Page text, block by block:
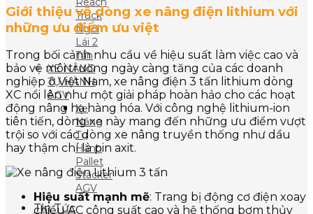
Truck
Ngồi
Lái 2
Tấn
XE NÂNG
TỰ HÀNH
AGV
Xe
Nâng
Tự
Hành
Pallet
Stacker
AGV
Tin Tức
Giới thiệu về dòng xe nâng điện lithium với
những ưu điểm ưu việt
Trong bối cảnh nhu cầu về hiệu suất làm việc cao và
bảo vệ môi trường ngày càng tăng của các doanh
nghiệp ở Việt Nam, xe nâng điện 3 tấn lithium dòng
XC nổi lên như một giải pháp hoàn hảo cho các hoạt
động nâng hạ hàng hóa. Với công nghệ lithium-ion
tiên tiến, dòng xe này mang đến những ưu điểm vượt
trội so với các dòng xe nâng truyền thống như dầu
hay thậm chí là pin axit.
Hiệu suất mạnh mẽ: Trang bị động cơ điện xoay
chiều AC công suất cao và hệ thống bơm thủy